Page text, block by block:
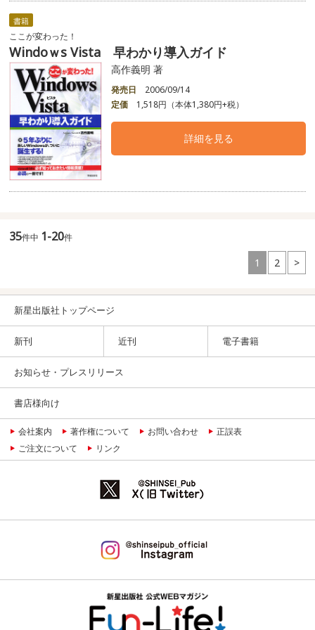
書籍
ここが変わった！
Windoｗs Vista 早わかり導入ガイド
高作義明 著
発売日
2006/09/14
定価
1,518円（本体1,380円+税）
詳細を見る
35件中 1-20件
1 2 >
新星出版社トップページ
新刊 近刊 電子書籍
お知らせ・プレスリリース
書店様向け
会社案内 著作権について お問い合わせ
正誤表
ご注文について
リンク